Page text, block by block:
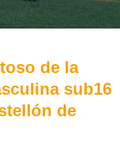
de la
sub16
de